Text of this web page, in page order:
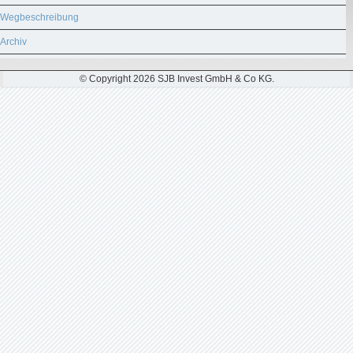
Wegbeschreibung
Archiv
© Copyright 2026 SJB Invest GmbH & Co KG.